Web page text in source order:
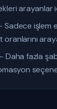
arayanlar
Sadece işlem
oranlarını
Daha fazla